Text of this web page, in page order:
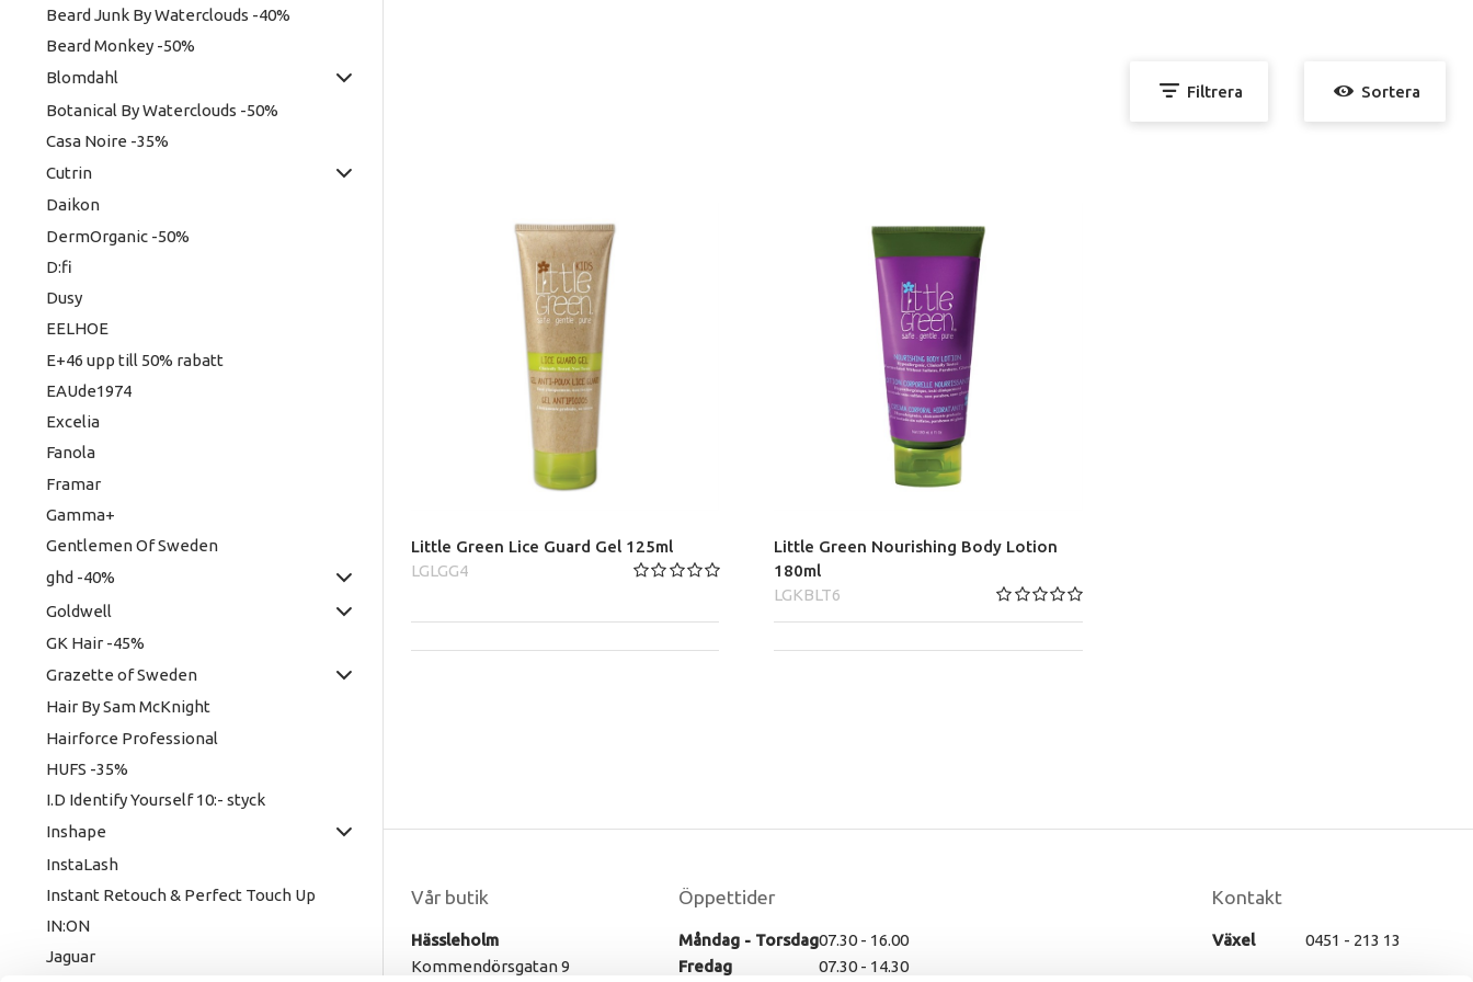
Beard Junk By Waterclouds -40%
Beard Monkey -50%
Blomdahl
Botanical By Waterclouds -50%
Casa Noire -35%
Cutrin
Daikon
DermOrganic -50%
D:fi
Dusy
EELHOE
E+46 upp till 50% rabatt
EAUde1974
Excelia
Fanola
Framar
Gamma+
Gentlemen Of Sweden
ghd -40%
Goldwell
GK Hair -45%
Grazette of Sweden
Hair By Sam McKnight
Hairforce Professional
HUFS -35%
I.D Identify Yourself 10:- styck
Inshape
InstaLash
Instant Retouch & Perfect Touch Up
IN:ON
Jaguar
Filtrera Sortera
Little Green Lice Guard Gel 125ml
LGLGG4
Little Green Nourishing Body Lotion
180ml
LGKBLT6
Vår butik
Hässleholm
Kommendörsgatan 9
Öppettider
Måndag - Torsdag07.30 - 16.00
Fredag
07.30 - 14.30
Kontakt
Växel 0451 - 213 13